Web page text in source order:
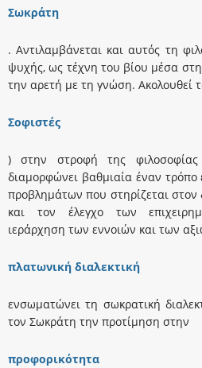
Σωκράτη
. Αντιλαμβάνεται και αυτός τη
ψυχής, ως τέχνη του βίου μέσα
την αρετή με τη γνώση. Ακολουθεί
Σοφιστές
) στην στροφή της
διαμορφώνει βαθμιαία έναν
προβλημάτων που στηρίζεται στον
και τον έλεγχο των
ιεράρχηση των εννοιών και των
πλατωνική διαλεκτική
ενσωματώνει τη σωκρατική
τον Σωκράτη την προτίμηση στην
προφορικότητα